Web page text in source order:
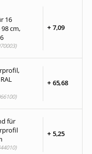
16
cm,
+ 7,09
+ 65,68
für
+ 5,25